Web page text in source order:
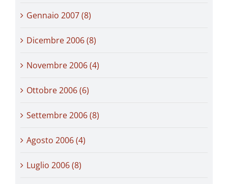
Gennaio 2007 (8)
Dicembre 2006 (8)
Novembre 2006 (4)
Ottobre 2006 (6)
Settembre 2006 (8)
Agosto 2006 (4)
Luglio 2006 (8)